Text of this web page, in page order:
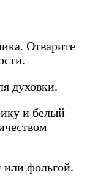
Отварите
духовки.
и белый
фольгой.